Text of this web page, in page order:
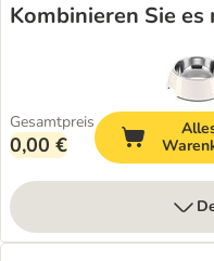
Kombinieren Sie es
Gesamtpreis
0,00 €